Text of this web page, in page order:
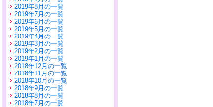
2019年8月の一覧
2019年7月の一覧
2019年6月の一覧
2019年5月の一覧
2019年4月の一覧
2019年3月の一覧
2019年2月の一覧
2019年1月の一覧
2018年12月の一覧
2018年11月の一覧
2018年10月の一覧
2018年9月の一覧
2018年8月の一覧
2018年7月の一覧